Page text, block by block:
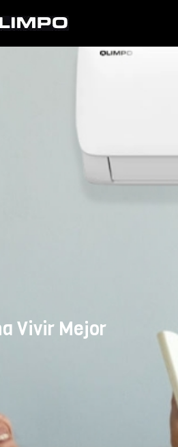
Olimpo
Vivir Mejor